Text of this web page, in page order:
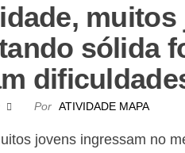
sólida
Por ATIVIDADE MAPA
jovens ingressam no